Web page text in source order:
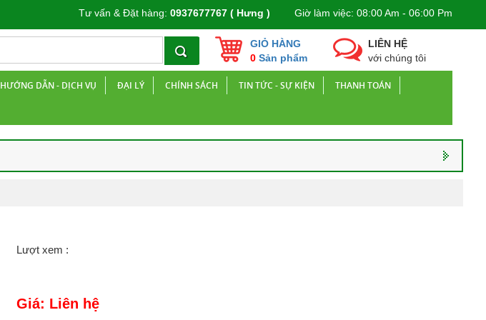
Tư vấn & Đặt hàng: 0937677767 ( Hưng ) Giờ làm việc: 08:00 Am - 06:00 Pm
GIỎ HÀNG
0 Sản phẩm
LIÊN HỆ
với chúng tôi
HƯỚNG DẪN - DỊCH VỤ ĐẠI LÝ CHÍNH SÁCH TIN TỨC - SỰ KIỆN THANH TOÁN
Lượt xem :
Giá: Liên hệ